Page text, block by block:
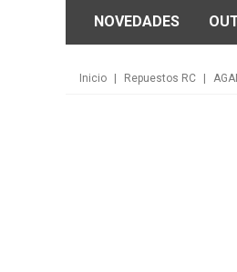
NOVEDADES
Inicio Repuestos RC